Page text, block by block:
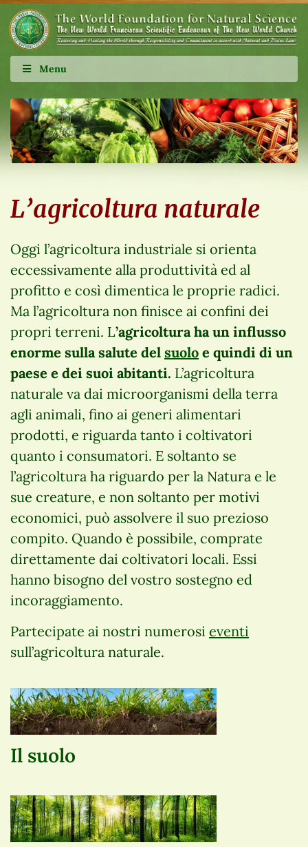
Menu
L’agricoltura naturale
Oggi l’agricoltura industriale si orienta
eccessivamente alla produttività ed al
profitto e così dimentica le proprie radici.
Ma l’agricoltura non finisce ai confini dei
propri terreni. L’agricoltura ha un influsso
enorme sulla salute del suolo e quindi di un
paese e dei suoi abitanti. L’agricoltura
naturale va dai microorganismi della terra
agli animali, fino ai generi alimentari
prodotti, e riguarda tanto i coltivatori
quanto i consumatori. E soltanto se
l’agricoltura ha riguardo per la Natura e le
sue creature, e non soltanto per motivi
economici, può assolvere il suo prezioso
compito. Quando è possibile, comprate
direttamente dai coltivatori locali. Essi
hanno bisogno del vostro sostegno ed
incoraggiamento.
Partecipate ai nostri numerosi eventi
sull’agricoltura naturale.
Il suolo